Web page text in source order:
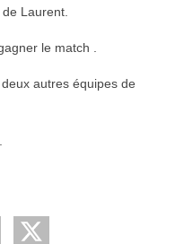
Laurent.
le match .
autres équipes de